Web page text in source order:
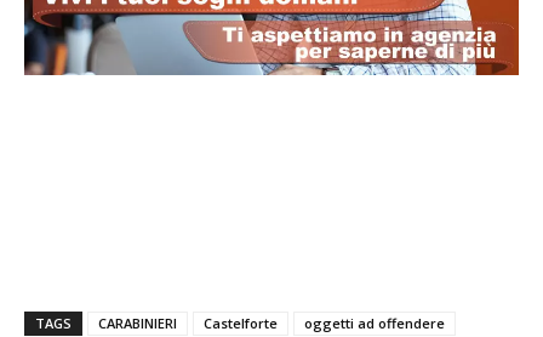
TAGS CARABINIERI Castelforte
oggetti ad offendere